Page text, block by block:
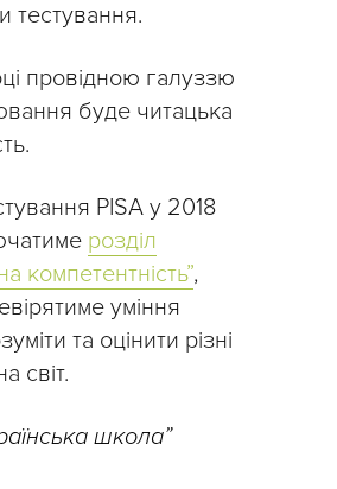
тестування.
провідною галуззю
буде читацька
PISA у 2018
розділ
компетентність”,
уміння
та оцінити різні
світ.
школа”